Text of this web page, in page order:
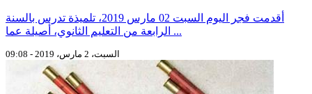
أقدمت فجر اليوم السبت 02 مارس 2019، تلميذة تدرس بالسنة
الرابعة من التعليم الثانوي، أصيلة عما ...
السبت، 2 مارس، 2019 - 09:08